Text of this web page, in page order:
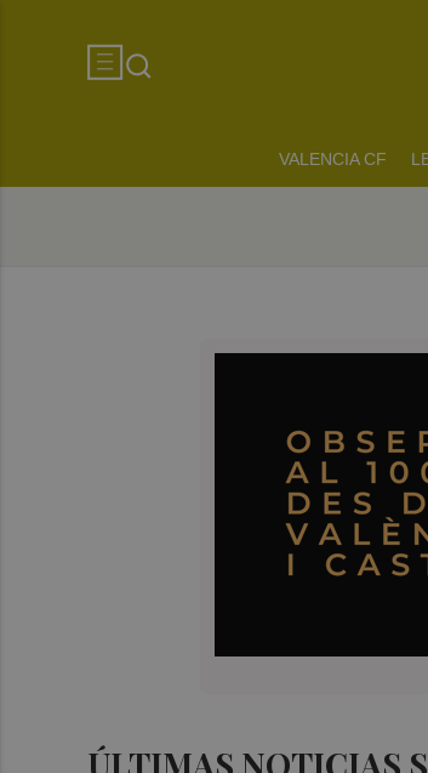
VALENCIA CF